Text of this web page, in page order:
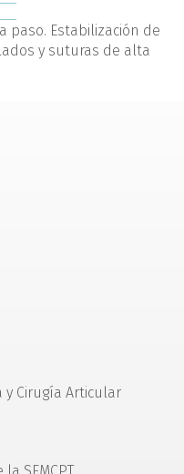
paso. Estabilización de
y suturas de alta
y Cirugía Articular